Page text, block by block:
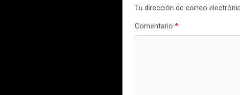
Tu dirección de correo
Comentario*